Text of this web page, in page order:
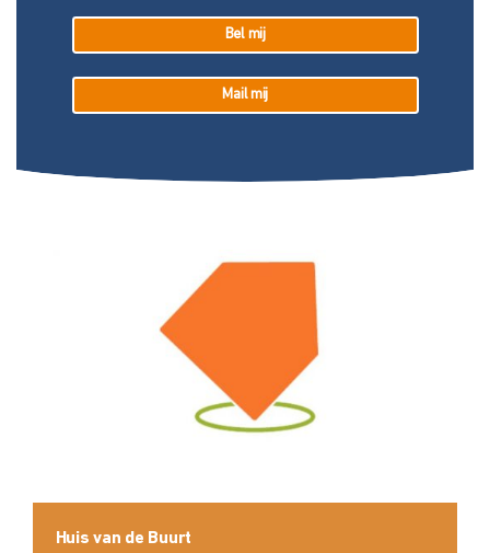
Bel mij
Mail mij
Huis van de Buurt